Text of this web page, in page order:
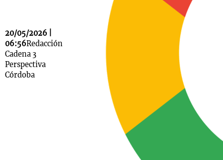
20/05/2026 |
06:56Redacción
Cadena 3
Perspectiva
Córdoba
La Sole en
Cadena 3